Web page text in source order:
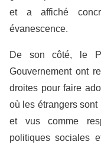
et a affiché
évanescence.
De son côté, le
Gouvernement ont
droites pour faire
où les étrangers
et vus comme
politiques sociales